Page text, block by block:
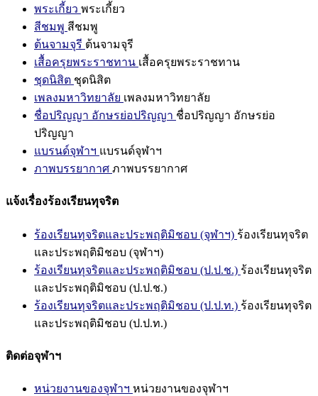
พระเกี้ยว พระเกี้ยว
สีชมพู สีชมพู
ต้นจามจุรี ต้นจามจุรี
เสื้อครุยพระราชทาน เสื้อครุยพระราชทาน
ชุดนิสิต ชุดนิสิต
เพลงมหาวิทยาลัย เพลงมหาวิทยาลัย
ชื่อปริญญา อักษรย่อปริญญา ชื่อปริญญา อักษรย่อ
ปริญญา
แบรนด์จุฬาฯ แบรนด์จุฬาฯ
ภาพบรรยากาศ ภาพบรรยากาศ
แจ้งเรื่องร้องเรียนทุจริต
ร้องเรียนทุจริตและประพฤติมิชอบ (จุฬาฯ) ร้องเรียนทุจริต
และประพฤติมิชอบ (จุฬาฯ)
ร้องเรียนทุจริตและประพฤติมิชอบ (ป.ป.ช.) ร้องเรียนทุจริต
และประพฤติมิชอบ (ป.ป.ช.)
ร้องเรียนทุจริตและประพฤติมิชอบ (ป.ป.ท.) ร้องเรียนทุจริต
และประพฤติมิชอบ (ป.ป.ท.)
ติดต่อจุฬาฯ
หน่วยงานของจุฬาฯ หน่วยงานของจุฬาฯ